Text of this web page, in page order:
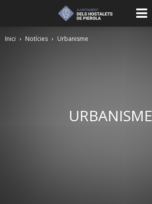
Inici Notícies Urbanisme
URBANISME